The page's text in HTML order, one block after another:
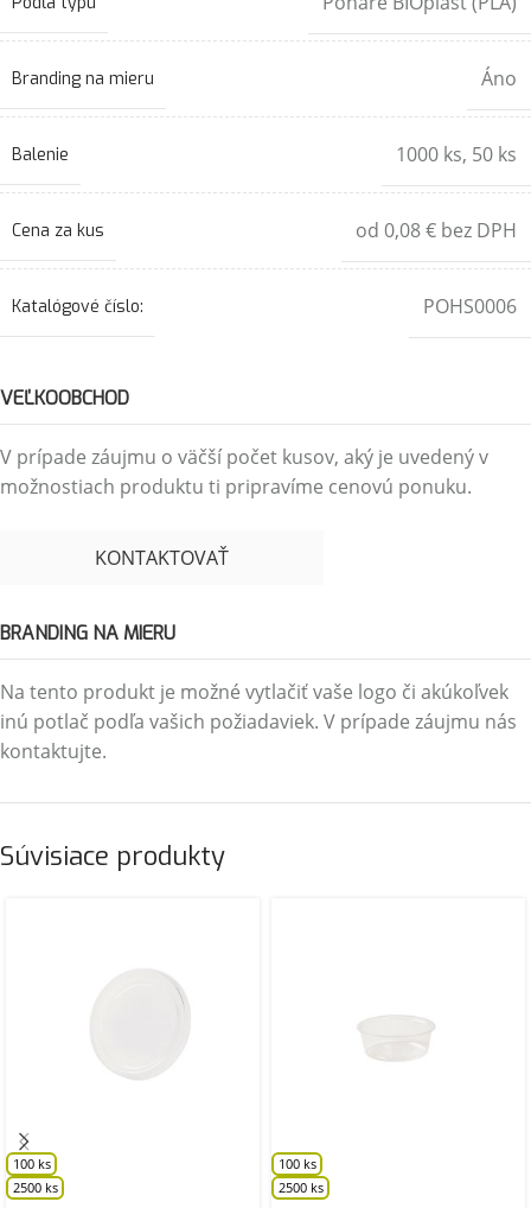
Branding na mieru Áno
Balenie 1000 ks, 50 ks
Cena za kus od 0,08 € bez DPH
Katalógové číslo: POHS0006
VEĽKOOBCHOD
V prípade záujmu o väčší počet kusov, aký je uvedený v
možnostiach produktu ti pripravíme cenovú ponuku.
KONTAKTOVAŤ
BRANDING NA MIERU
Na tento produkt je možné vytlačiť vaše logo či akúkoľvek
inú potlač podľa vašich požiadaviek. V prípade záujmu nás
kontaktujte.
Súvisiace produkty
100 ks
2500 ks
100 ks
2500 ks